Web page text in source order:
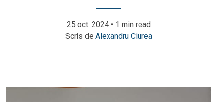
25 oct. 2024 • 1 min read
Scris de Alexandru Ciurea